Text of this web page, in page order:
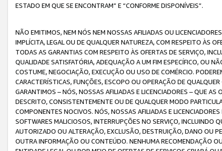
ESTADO EM QUE SE ENCONTRAM” E “CONFORME DISPONÍVEIS”.
NÃO EMITIMOS, NEM NÓS NEM NOSSAS AFILIADAS OU
IMPLÍCITA, LEGAL OU DE QUALQUER NATUREZA, COM RESPEITO ÀS
TODAS AS GARANTIAS COM RESPEITO ÀS OFERTAS DE SERVIÇO,
QUALIDADE SATISFATÓRIA, ADEQUAÇÃO A UM FIM ESPECÍFICO, OU
COSTUME, NEGOCIAÇÃO, EXECUÇÃO OU USO DE COMÉRCIO.
CARACTERÍSTICAS, FUNÇÕES, ESCOPO OU OPERAÇÃO DE
GARANTIMOS – NÓS, NOSSAS AFILIADAS E LICENCIADORES – QUE
DESCRITO, CONSISTENTEMENTE OU DE QUALQUER MODO
COMPONENTES NOCIVOS. NÓS, NOSSAS AFILIADAS E
SOFTWARES MALICIOSOS, INTERRUPÇÕES NO SERVIÇO, INCLUINDO
AUTORIZADO OU ALTERAÇÃO, EXCLUSÃO, DESTRUIÇÃO, DANO OU
OUTRA INFORMAÇÃO OU CONTEÚDO. NENHUMA RECOMENDAÇÃO